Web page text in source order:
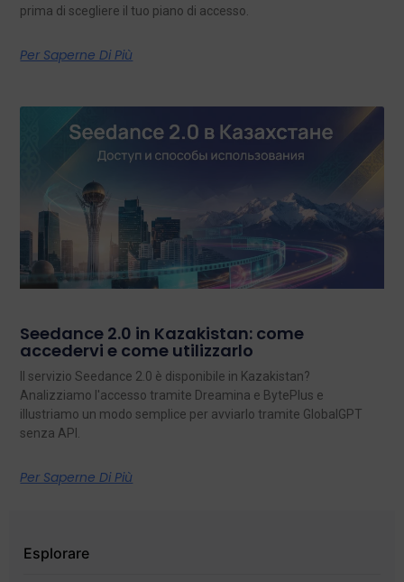
prima di scegliere il tuo piano di accesso.
Per Saperne Di Più
Seedance 2.0 in Kazakistan: come
accedervi e come utilizzarlo
Il servizio Seedance 2.0 è disponibile in Kazakistan?
Analizziamo l'accesso tramite Dreamina e BytePlus e
illustriamo un modo semplice per avviarlo tramite GlobalGPT
senza API.
Per Saperne Di Più
Esplorare